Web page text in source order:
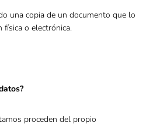
una copia de un documento que lo
física o electrónica.
proceden del propio